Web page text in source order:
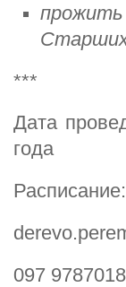
Старших
***
Дата
года
097 9787018